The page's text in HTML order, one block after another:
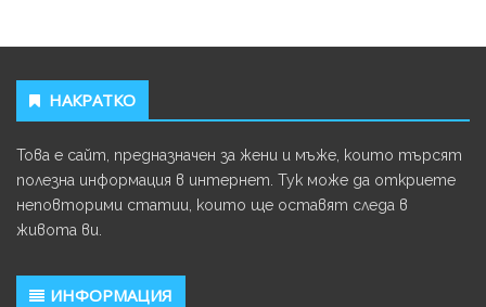
НАКРАТКО
Това е сайт, предназначен за жени и мъже, които търсят
полезна информация в интернет. Тук може да откриете
неповторими статии, които ще оставят следа в
живота ви.
ИНФОРМАЦИЯ